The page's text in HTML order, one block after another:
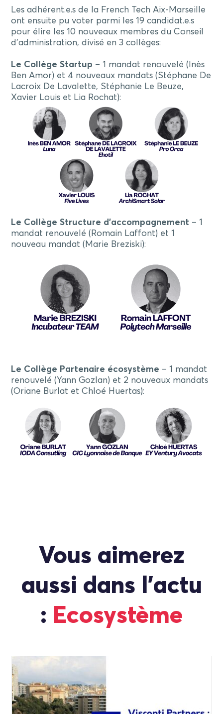
Les adhérent.e.s de la French Tech Aix-Marseille
ont ensuite pu voter parmi les 19 candidat.e.s
pour élire les 10 nouveaux membres du Conseil
d’administration, divisé en 3 collèges:
Le Collège Startup – 1 mandat renouvelé (Inès
Ben Amor) et 4 nouveaux mandats (Stéphane De
Lacroix De Lavalette, Stéphanie Le Beuze,
Xavier Louis et Lia Rochat):
Le Collège Structure d’accompagnement – 1
mandat renouvelé (Romain Laffont) et 1
nouveau mandat (Marie Breziski):
Le Collège Partenaire écosystème – 1 mandat
renouvelé (Yann Gozlan) et 2 nouveaux mandats
(Oriane Burlat et Chloé Huertas):
Vous aimerez
aussi dans l'actu
: Ecosystème